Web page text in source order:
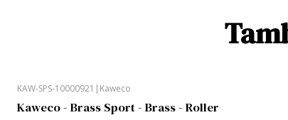
KAW-SPS-10000921 | Kaweco
Kaweco - Brass Sport - Brass - Roller